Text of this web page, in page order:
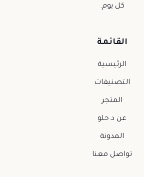
كل يوم.
القائمة
الرئيسية
التصنيفات
المتجر
عن د.حلو
المدونة
تواصل معنا